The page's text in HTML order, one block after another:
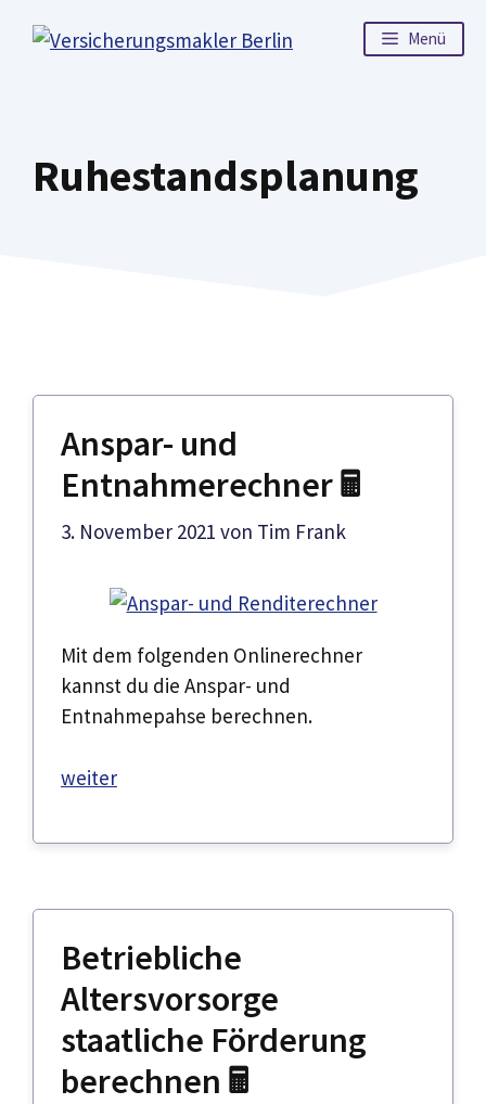
Inhalt
Menü
Ruhestandsplanung
Anspar- und
Entnahmerechner 🖩
3. November 2021 von Tim Frank
Mit dem folgenden Onlinerechner
kannst du die Anspar- und
Entnahmepahse berechnen.
weiter
Betriebliche
Altersvorsorge
staatliche Förderung
berechnen 🖩